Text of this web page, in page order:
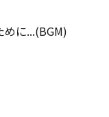
に...(BGM)